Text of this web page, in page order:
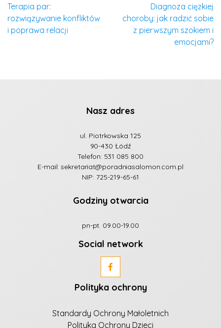
Terapia par:
rozwiązywanie konfliktów
i poprawa relacji
Diagnoza ciężkiej
choroby: jak radzić sobie
z pierwszym szokiem i
emocjami?
Nasz adres
ul. Piotrkowska 125
90-430 Łódź
Telefon: 531 085 800
E-mail:sekretariat@poradniasalomon.com.pl
NIP: 725-219-65-61
Godziny otwarcia
pn-pt. 09.00-19.00
Social network
Polityka ochrony
Standardy Ochrony Małoletnich
Polityka Ochrony Dzieci